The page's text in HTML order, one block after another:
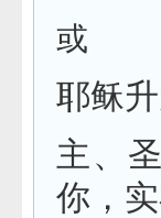
或
耶稣
主、
你，